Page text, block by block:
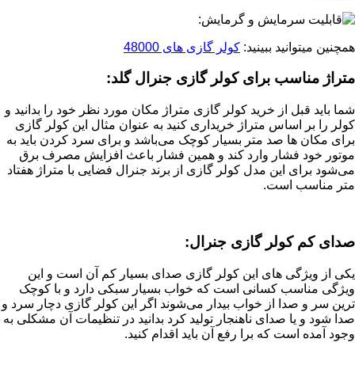
همچنین میتوانید ببینید: کولر گازی های 48000
متراژ مناسب برای کولر گازی جنرال گلد:
شما باید قبل از خرید کولر گازی متراژ مکان مورد نظر خود را بدانید و
کولر را بر اساس متراژ خریداری کنید به عنوان مثال این کولر گازی
برای مکان ها صد متر بسیار کوچک می‌باشد و برای سرد کردن باید به
موتور خود فشار وارد کند و همین فشار باعث افزایش مصرف برق
می‌شود برای این مدل کولر گازی از برند جنرال فضایی با متراژ هفتاد
متر مناسب است.
صدای کم کولر گازی جنرال:
یکی از ویژگی های این کولر گازی صدای بسیار کم آن است و این
ویژگی مناسب کسانی است که خواب بسیار سبکی دارد و با کوچک
ترین سر و صدا از خواب بیدار می‌شوند اگر این کولر گازی دچار سرد و
صدا شود و یا صدای ناهنجار تولید کرد بدانید در تنظیمات آن مشکلی به
وجود آمده است که برا رفع آن باید اقدام کنید.